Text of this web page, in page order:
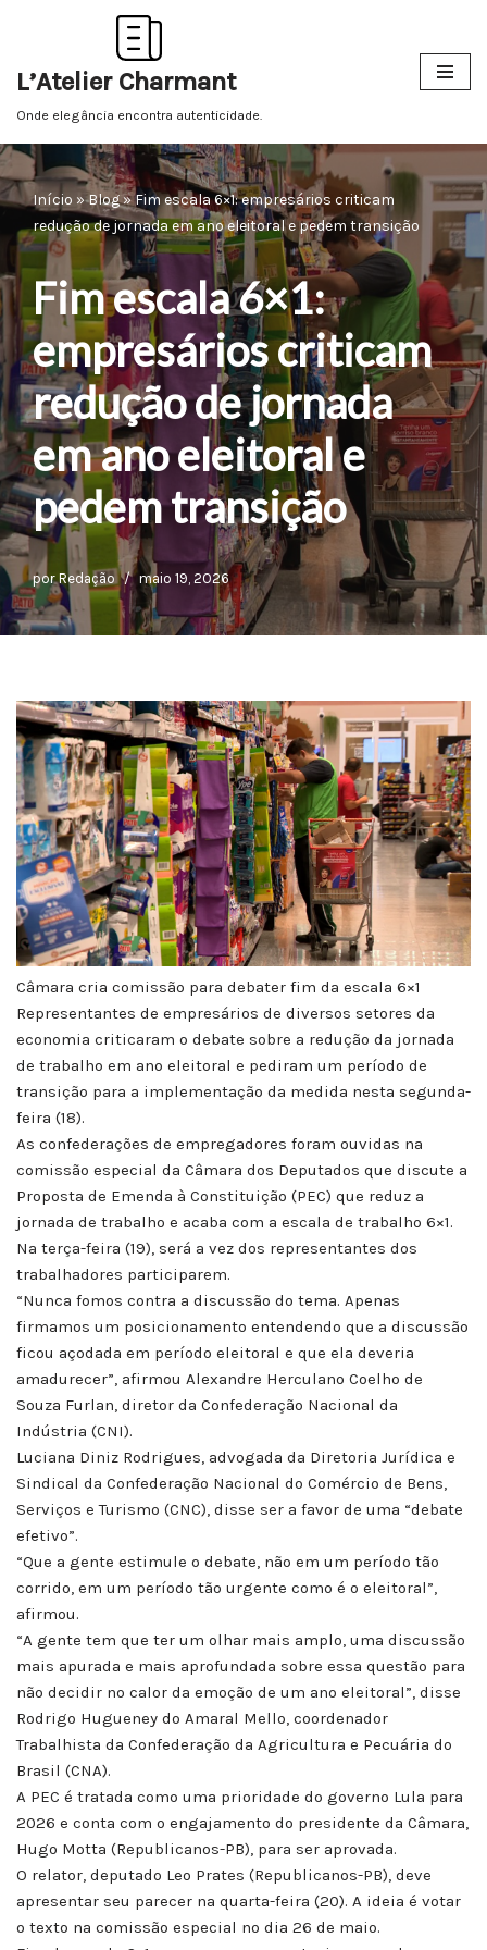
para
o
L’Atelier Charmant
Onde elegância encontra autenticidade.
Início »Blog»Fim escala 6×1: empresários criticam
redução de jornada em ano eleitoral e pedem transição
Fim escala 6×1:
empresários criticam
redução de jornada
em ano eleitoral e
pedem transição
porRedação maio 19, 2026
Câmara cria comissão para debater fim da escala 6×1
Representantes de empresários de diversos setores da
economia criticaram o debate sobre a redução da jornada
de trabalho em ano eleitoral e pediram um período de
transição para a implementação da medida nesta segunda-
feira (18).
As confederações de empregadores foram ouvidas na
comissão especial da Câmara dos Deputados que discute a
Proposta de Emenda à Constituição (PEC) que reduz a
jornada de trabalho e acaba com a escala de trabalho 6×1.
Na terça-feira (19), será a vez dos representantes dos
trabalhadores participarem.
“Nunca fomos contra a discussão do tema. Apenas
firmamos um posicionamento entendendo que a discussão
ficou açodada em período eleitoral e que ela deveria
amadurecer”, afirmou Alexandre Herculano Coelho de
Souza Furlan, diretor da Confederação Nacional da
Indústria (CNI).
Luciana Diniz Rodrigues, advogada da Diretoria Jurídica e
Sindical da Confederação Nacional do Comércio de Bens,
Serviços e Turismo (CNC), disse ser a favor de uma “debate
efetivo”.
“Que a gente estimule o debate, não em um período tão
corrido, em um período tão urgente como é o eleitoral”,
afirmou.
“A gente tem que ter um olhar mais amplo, uma discussão
mais apurada e mais aprofundada sobre essa questão para
não decidir no calor da emoção de um ano eleitoral”, disse
Rodrigo Hugueney do Amaral Mello, coordenador
Trabalhista da Confederação da Agricultura e Pecuária do
Brasil (CNA).
A PEC é tratada como uma prioridade do governo Lula para
2026 e conta com o engajamento do presidente da Câmara,
Hugo Motta (Republicanos-PB), para ser aprovada.
O relator, deputado Leo Prates (Republicanos-PB), deve
apresentar seu parecer na quarta-feira (20). A ideia é votar
o texto na comissão especial no dia 26 de maio.